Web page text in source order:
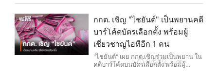
ค่ำที่ผ่านมา จนต้องระดมรถน้ำจากหลาย
พื้นที่มาช่วยสกัดไฟไม่ให้ลุกลาม
กกต. เชิญ "ไชยันต์" เป็นพยานคดี
บาร์โค้ดบัตรเลือกตั้ง พร้อมผู้
เชี่ยวชาญไอทีอีก 1 คน
"ไชยันต์" เผย กกต.เชิญร่วมเป็นพยาน ใน
คดีบาร์โค้ดบนบัตรเลือกตั้ง พร้อมผู้
04-09